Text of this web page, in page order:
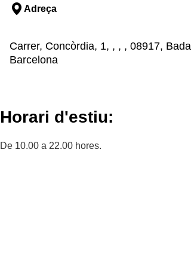
Adreça
Carrer, Concòrdia, 1, , , , 08917,
Barcelona
Horari d'estiu:
De 10.00 a 22.00 hores.